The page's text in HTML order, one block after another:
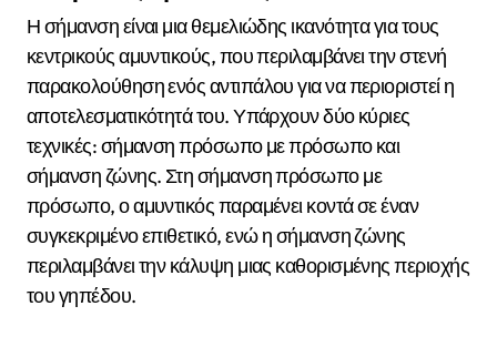
Η σήμανση είναι μια θεμελιώδης ικανότητα για τους
κεντρικούς αμυντικούς, που περιλαμβάνει την στενή
παρακολούθηση ενός αντιπάλου για να περιοριστεί η
αποτελεσματικότητά του. Υπάρχουν δύο κύριες
τεχνικές: σήμανση πρόσωπο με πρόσωπο και
σήμανση ζώνης. Στη σήμανση πρόσωπο με
πρόσωπο, ο αμυντικός παραμένει κοντά σε έναν
συγκεκριμένο επιθετικό, ενώ η σήμανση ζώνης
περιλαμβάνει την κάλυψη μιας καθορισμένης περιοχής
του γηπέδου.